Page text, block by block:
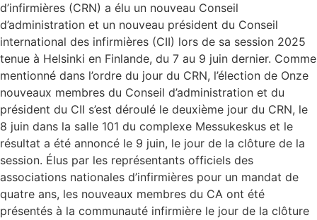
d’infirmières (CRN) a élu un nouveau Conseil
d’administration et un nouveau président du Conseil
international des infirmières (CII) lors de sa session 2025
tenue à Helsinki en Finlande, du 7 au 9 juin dernier. Comme
mentionné dans l’ordre du jour du CRN, l’élection de Onze
nouveaux membres du Conseil d’administration et du
président du CII s’est déroulé le deuxième jour du CRN, le
8 juin dans la salle 101 du complexe Messukeskus et le
résultat a été annoncé le 9 juin, le jour de la clôture de la
session. Élus par les représentants officiels des
associations nationales d’infirmières pour un mandat de
quatre ans, les nouveaux membres du CA ont été
présentés à la communauté infirmière le jour de la clôture